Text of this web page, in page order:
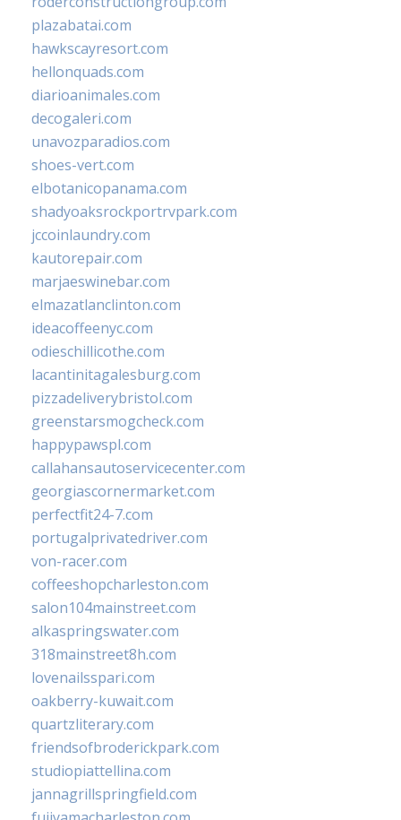
plazabatai.com
hawkscayresort.com
hellonquads.com
diarioanimales.com
decogaleri.com
unavozparadios.com
shoes-vert.com
elbotanicopanama.com
shadyoaksrockportrvpark.com
jccoinlaundry.com
kautorepair.com
marjaeswinebar.com
elmazatlanclinton.com
ideacoffeenyc.com
odieschillicothe.com
lacantinitagalesburg.com
pizzadeliverybristol.com
greenstarsmogcheck.com
happypawspl.com
callahansautoservicecenter.com
georgiascornermarket.com
perfectfit24-7.com
portugalprivatedriver.com
von-racer.com
coffeeshopcharleston.com
salon104mainstreet.com
alkaspringswater.com
318mainstreet8h.com
lovenailsspari.com
oakberry-kuwait.com
quartzliterary.com
friendsofbroderickpark.com
studiopiattellina.com
jannagrillspringfield.com